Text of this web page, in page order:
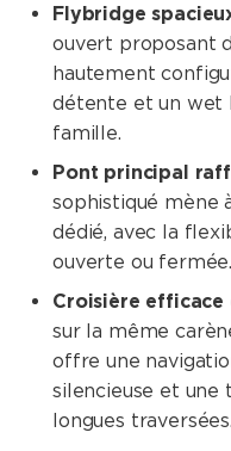
Flybridge
ouvert proposant
hautement
détente et un wet
famille.
Pont principal
sophistiqué mène
dédié, avec la
ouverte ou fermée.
Croisière
sur la même
offre une
silencieuse et une
longues traversées.